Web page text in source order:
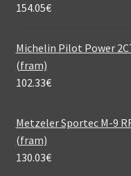
154.05€
Michelin Pilot Power
(fram)
102.33€
Metzeler Sportec M-9
(fram)
130.03€